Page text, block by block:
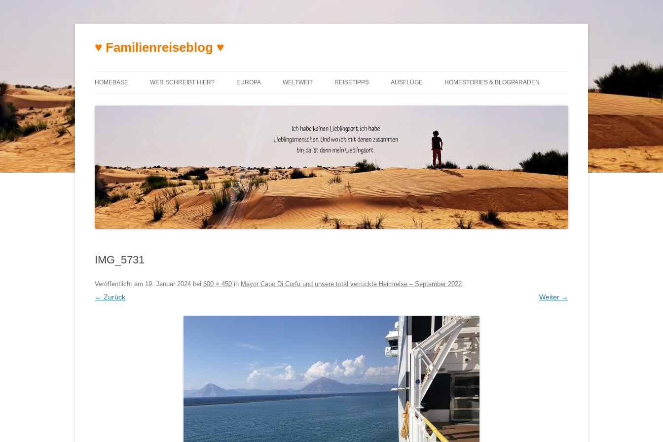
♥ Familienreiseblog ♥
HOMEBASE WER SCHREIBT HIER? EUROPA WELTWEIT REISETIPPS AUSFLÜGE HOMESTORIES & BLOGPARADEN
IMG_5731
Veröffentlicht am 19. Januar 2024 bei 600 × 450 in Mayor Capo Di Corfu und unsere total verrückte Heimreise – September 2022.
← Zurück Weiter →